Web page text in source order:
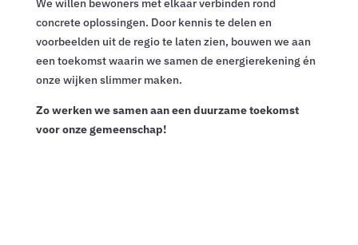
We willen bewoners met elkaar verbinden rond
concrete oplossingen. Door kennis te delen en
voorbeelden uit de regio te laten zien, bouwen we aan
een toekomst waarin we samen de energierekening én
onze wijken slimmer maken.
Zo werken we samen aan een duurzame toekomst
voor onze gemeenschap!